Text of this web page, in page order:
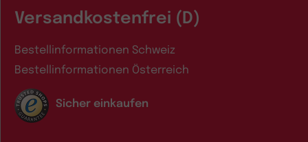
Versandkostenfrei (D)
Bestellinformationen Schweiz
Bestellinformationen Österreich
Sicher einkaufen